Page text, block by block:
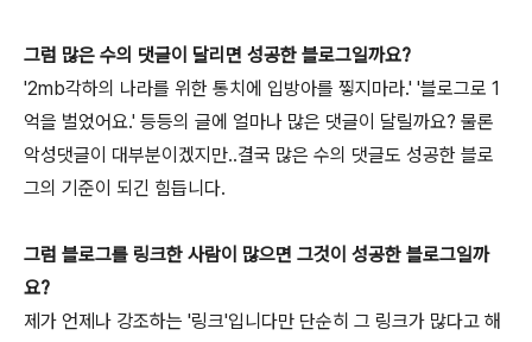
그럼 많은 수의 댓글이 달리면 성공한 블로그일까요?
'2mb각하의 나라를 위한 통치에 입방아를 찧지마라.' '블로그로 1
억을 벌었어요.' 등등의 글에 얼마나 많은 댓글이 달릴까요? 물론
악성댓글이 대부분이겠지만..결국 많은 수의 댓글도 성공한 블로
그의 기준이 되긴 힘듭니다.
그럼 블로그를 링크한 사람이 많으면 그것이 성공한 블로그일까
요?
제가 언제나 강조하는 '링크'입니다만 단순히 그 링크가 많다고 해